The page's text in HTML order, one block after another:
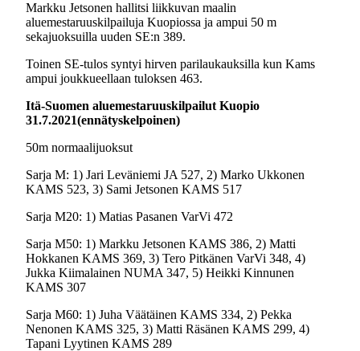
Markku Jetsonen hallitsi liikkuvan maalin
aluemestaruuskilpailuja Kuopiossa ja ampui 50 m
sekajuoksuilla uuden SE:n 389.
Toinen SE-tulos syntyi hirven parilaukauksilla kun Kams
ampui joukkueellaan tuloksen 463.
Itä-Suomen aluemestaruuskilpailut Kuopio
31.7.2021(ennätyskelpoinen)
50m normaalijuoksut
Sarja M: 1) Jari Leväniemi JA 527, 2) Marko Ukkonen
KAMS 523, 3) Sami Jetsonen KAMS 517
Sarja M20: 1) Matias Pasanen VarVi 472
Sarja M50: 1) Markku Jetsonen KAMS 386, 2) Matti
Hokkanen KAMS 369, 3) Tero Pitkänen VarVi 348, 4)
Jukka Kiimalainen NUMA 347, 5) Heikki Kinnunen
KAMS 307
Sarja M60: 1) Juha Väätäinen KAMS 334, 2) Pekka
Nenonen KAMS 325, 3) Matti Räsänen KAMS 299, 4)
Tapani Lyytinen KAMS 289